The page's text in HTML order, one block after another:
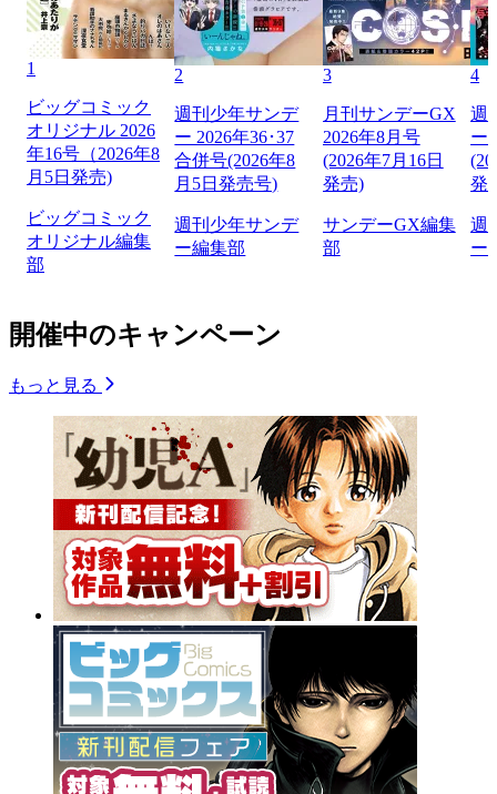
1
ビッグコミック
オリジナル 2026
年16号（2026年8
月5日発売)
ビッグコミック
オリジナル編集
部
2
週刊少年サンデ
ー 2026年36･37
合併号(2026年8
月5日発売号)
週刊少年サンデ
ー編集部
3
月刊サンデーGX
2026年8月号
(2026年7月16日
発売)
サンデーGX編集
部
4
週
ー
発
週
ー
開催中のキャンペーン
もっと見る